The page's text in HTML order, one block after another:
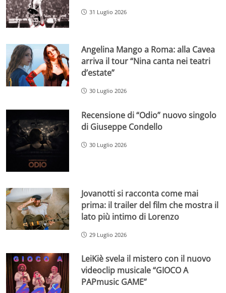
31 Luglio 2026
Angelina Mango a Roma: alla Cavea
arriva il tour “Nina canta nei teatri
d’estate”
30 Luglio 2026
Recensione di “Odio” nuovo singolo
di Giuseppe Condello
30 Luglio 2026
Jovanotti si racconta come mai
prima: il trailer del film che mostra il
lato più intimo di Lorenzo
29 Luglio 2026
LeiKiè svela il mistero con il nuovo
videoclip musicale “GIOCO A
PAPmusic GAME”